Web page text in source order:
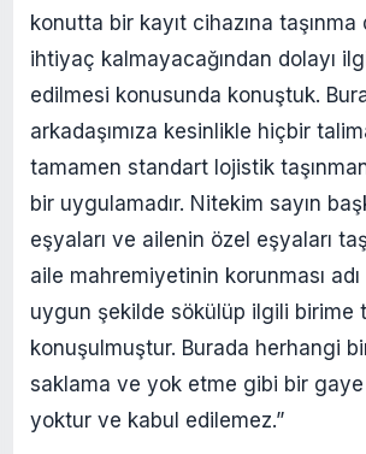
konutta bir kayıt cihazına taşınma
ihtiyaç kalmayacağından dolayı
edilmesi konusunda konuştuk.
arkadaşımıza kesinlikle hiçbir
tamamen standart lojistik
bir uygulamadır. Nitekim sayın
eşyaları ve ailenin özel eşyaları
aile mahremiyetinin korunması adı
uygun şekilde sökülüp ilgili birime
konuşulmuştur. Burada herhangi
saklama ve yok etme gibi bir
yoktur ve kabul edilemez.”